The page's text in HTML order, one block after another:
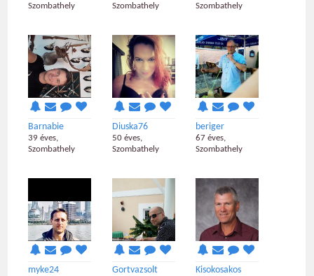
Szombathely
Szombathely
Szombathely
Barnabie
39 éves,
Szombathely
Diuska76
50 éves,
Szombathely
beriger
67 éves,
Szombathely
myke24 Gortvazsolt Kisokosakos